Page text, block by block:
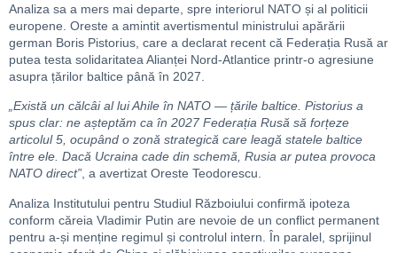
Analiza sa a mers mai departe, spre interiorul NATO și al politicii
europene. Oreste a amintit avertismentul ministrului apărării
german Boris Pistorius, care a declarat recent că Federația Rusă ar
putea testa solidaritatea Alianței Nord-Atlantice printr-o agresiune
asupra țărilor baltice până în 2027.
„Există un călcâi al lui Ahile în NATO — țările baltice. Pistorius a
spus clar: ne așteptăm ca în 2027 Federația Rusă să forțeze
articolul 5, ocupând o zonă strategică care leagă statele baltice
între ele. Dacă Ucraina cade din schemă, Rusia ar putea provoca
NATO direct”, a avertizat Oreste Teodorescu.
Analiza Institutului pentru Studiul Războiului confirmă ipoteza
conform căreia Vladimir Putin are nevoie de un conflict permanent
pentru a-și menține regimul și controlul intern. În paralel, sprijinul